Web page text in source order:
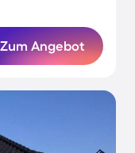
Zum Angebot